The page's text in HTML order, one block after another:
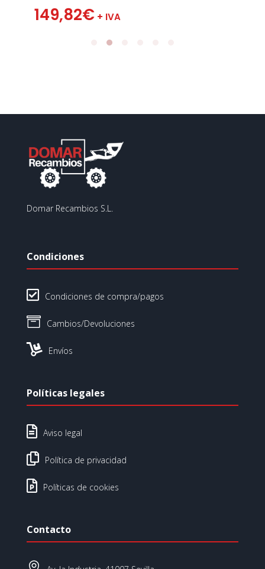
149,82€ + IVA
Domar Recambios S.L.
Condiciones
 Condiciones de compra/pagos
 Cambios/Devoluciones
 Envíos
Políticas legales
 Aviso legal
 Política de privacidad
 Políticas de cookies
Contacto